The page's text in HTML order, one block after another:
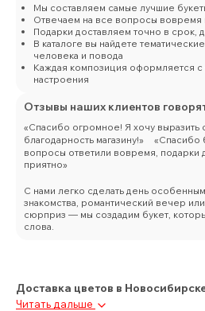
Мы составляем самые лучшие
Отвечаем на все вопросы вовремя
Подарки доставляем точно в срок,
В каталоге вы найдете
человека и повода
Каждая композиция оформляется с
настроения
Отзывы наших клиентов
«Спасибо огромное! Я хочу
благодарность магазину!»
вопросы ответили вовремя, подарки
приятно»
С нами легко сделать день
знакомства, романтический вечер
сюрприз — мы создадим букет,
слова.
Доставка цветов в
Читать дальше